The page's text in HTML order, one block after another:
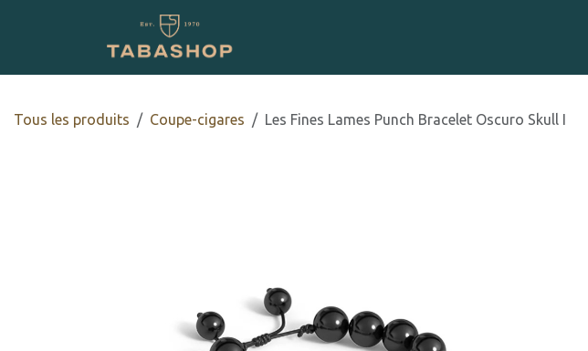
Tous les produits Coupe-cigares Les Fines Lames Punch Bracelet Oscuro Skull I